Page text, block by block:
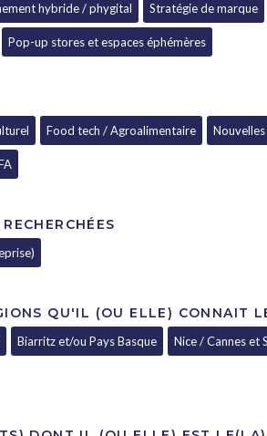
hybride / phygital Stratégie de marque
Pop-up stores et espaces éphémères
Food tech / Agroalimentaire
QU'IL (OU ELLE) CONNAIT
Biarritz et/ou Pays Basque Nice / Cannes et